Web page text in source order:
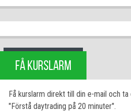
FÅ KURSLARM
Få kurslarm direkt till din e-mail och
"Förstå daytrading på 20 minuter".